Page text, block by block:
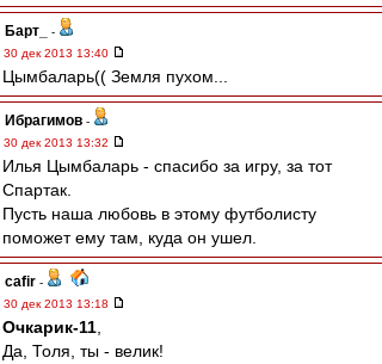
Барт_
-
30 дек 2013 13:40
Цымбаларь(( Земля пухом...
Ибрагимов -
30 дек 2013 13:32
Илья Цымбаларь - спасибо за игру, за тот
Спартак.
Пусть наша любовь в этому футболисту
поможет ему там, куда он ушел.
cafir -
30 дек 2013 13:18
Очкарик-11
Да, Толя, ты - велик!